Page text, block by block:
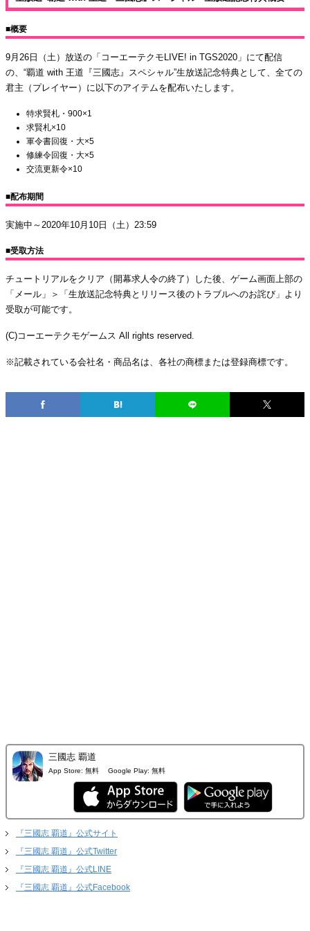
■概要
9月26日（土）放送の「コーエーテクモLIVE! in TGS2020」にて配信
の、“覇道 with 王道『三國志』スペシャル”生放送記念特典として、全ての
君主（プレイヤー）に以下のアイテムを配布いたします。
特求賢札・900×1
求賢札×10
軍令書回復・大×5
修練令回復・大×5
交流更新令×10
■配布期間
実施中～2020年10月10日（土）23:59
■受取方法
チュートリアルをクリア（開幕求人令の終了）した後、ゲーム画面上部の
「メール」＞「生放送記念特典とリリース後のトラブルへのお詫び」より
受取が可能です。
(C)コーエーテクモゲームス All rights reserved.
※記載されている会社名・商品名は、各社の商標または登録商標です。
三國志 覇道
App Store: 無料 Google Play: 無料
『三國志 覇道』公式サイト
『三國志 覇道』公式Twitter
『三國志 覇道』公式LINE
『三國志 覇道』公式Facebook